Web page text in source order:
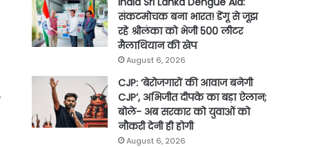
संकटमोचक बना भारत! डेंगू से जूझ
रहे श्रीलंका को भेजी 500 लीटर
मैलाथियान की खेप
August 6, 2026
CJP: ‘बेरोजगारों की आवाज बनेगी
CJP’, अभिजीत दीपके का बड़ा ऐलान;
बोले- अब सरकार को युवाओं को
नौकरी देनी ही होगी
August 6, 2026